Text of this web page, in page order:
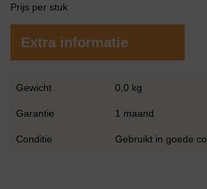
Prijs per stuk
Extra informatie
Gewicht 0,0 kg
Garantie 1 maand
Conditie Gebruikt in goede